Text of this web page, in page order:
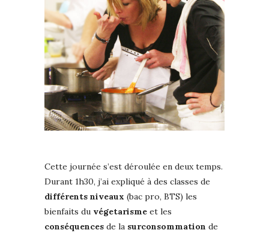
Cette journée s’est déroulée en deux temps.
Durant 1h30, j’ai expliqué à des classes de
différents niveaux (bac pro, BTS) les
bienfaits du végetarisme et les
conséquences de la surconsommation de